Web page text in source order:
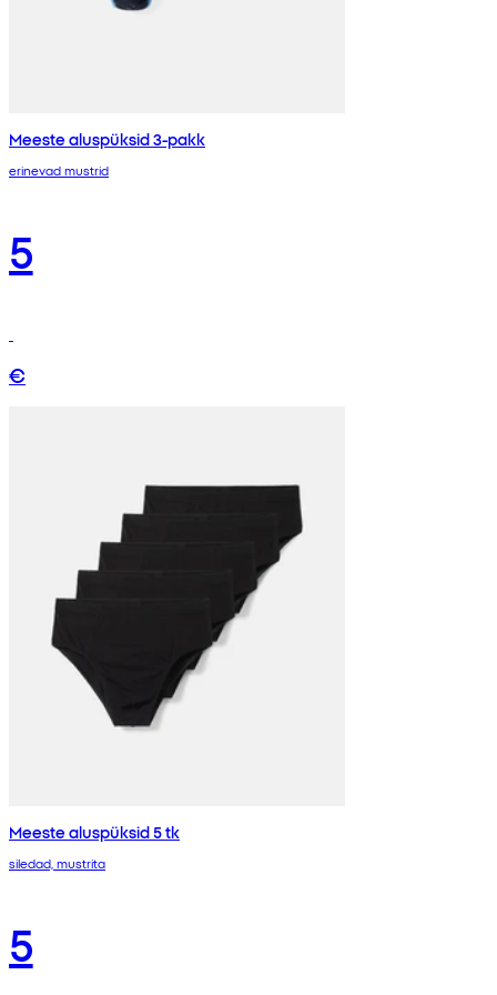
Meeste aluspüksid 3-pakk
erinevad mustrid
5
€
Meeste aluspüksid 5 tk
siledad, mustrita
5